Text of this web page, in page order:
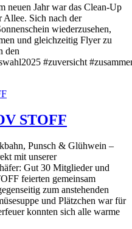
Jahr war das Clean-Up
Allee. Sich nach der
wiederzusehen,
und gleichzeitig Flyer zu
den
#zuversicht
STOFF
Punsch & Glühwein –
mit unserer
Gut 30 Mitglieder und
feierten gemeinsam
zum anstehenden
und Plätzchen war für
konnten sich alle warme